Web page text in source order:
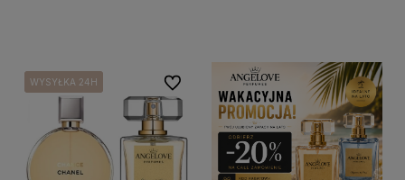
WYSYŁKA 24H
WYSYŁKA 24H
WYSYŁKA 24H Do ulubionych